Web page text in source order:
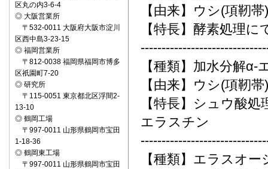
【由来】ウシ(項靭帯)
【特長】酵素処理
【種類】加水分解α-
【由来】ウシ(項靭帯)
【特長】シュウ酸
エラスチン
【種類】エラスオー
区丸の内3-6-4
◎ 大阪営業所
〒532-0011 大阪府大阪市淀川
区西中島3-23-15
◎ 福岡営業所
〒812-0038 福岡県福岡市博多
区祇園町7-20
◎ 研究所
〒115-0051 東京都北区浮間2-
13-10
◎ 鶴岡工場
〒997-0011 山形県鶴岡市宝田
1-18-36
◎ 鶴岡東工場
〒997-0011 山形県鶴岡市宝田